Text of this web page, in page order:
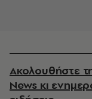
Ακολουθήστε
News κι